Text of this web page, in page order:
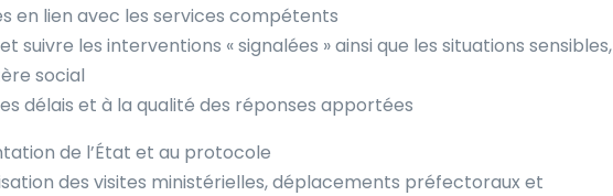
en lien avec les services compétents
suivre les interventions « signalées » ainsi que les situations sensibles,
social
délais et à la qualité des réponses apportées
de l’État et au protocole
des visites ministérielles, déplacements préfectoraux et